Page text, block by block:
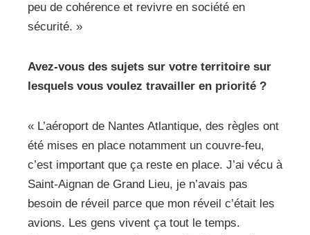
peu de cohérence et revivre en société en
sécurité. »
Avez-vous des sujets sur votre territoire sur
lesquels vous voulez travailler en priorité ?
« L’aéroport de Nantes Atlantique, des règles ont
été mises en place notamment un couvre-feu,
c’est important que ça reste en place. J’ai vécu à
Saint-Aignan de Grand Lieu, je n’avais pas
besoin de réveil parce que mon réveil c’était les
avions. Les gens vivent ça tout le temps.